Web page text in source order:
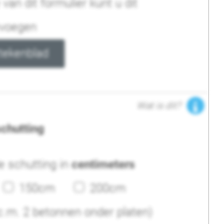
van dit formulier kunt u dit
Wat is dit?
schutting incentimeters
150cm
200cm
2 betonnen onder platen)